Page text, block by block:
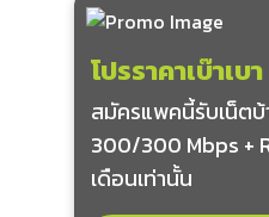
โปรราคาเบ๊าเบ
สมัครแพคนี้รับเน็ต
300/300 Mbps +
เดือนเท่านั้น